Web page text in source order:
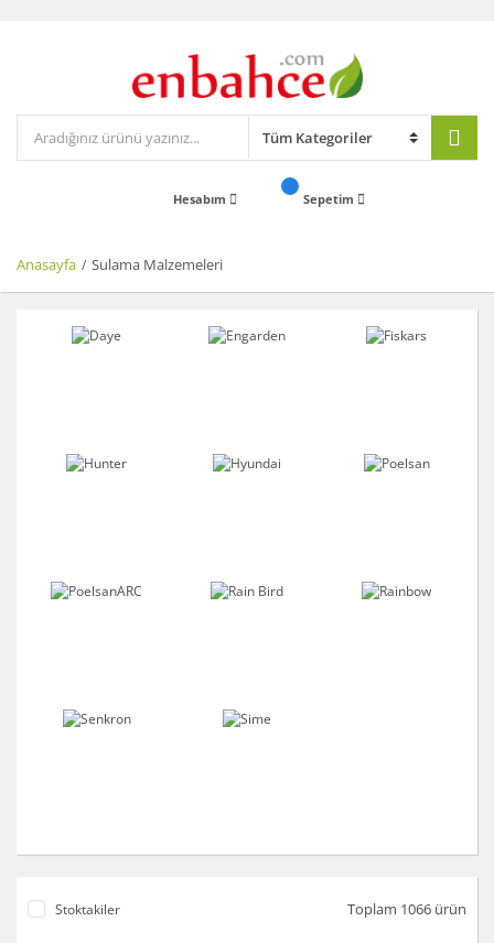
Hesabım Sepetim
Anasayfa Sulama Malzemeleri
Stoktakiler Toplam 1066 ürün